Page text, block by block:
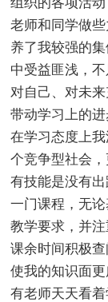
老师和同学做
养了我较强的
中受益匪浅，
对自己、对未
带动学习上的
在学习态度上
个竞争型社会
有技能是没有
一门课程，无
教学要求，并
课余时间积极
使我的知识面
有老师天天看